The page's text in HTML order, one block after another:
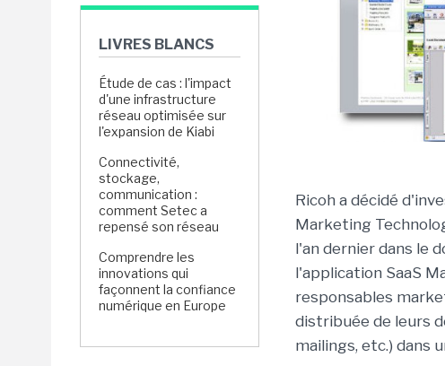
LIVRES BLANCS
Étude de cas : l'impact
d'une infrastructure
réseau optimisée sur
l'expansion de Kiabi
Connectivité,
stockage,
communication :
comment Setec a
repensé son réseau
Comprendre les
innovations qui
façonnent la confiance
numérique en Europe
Ricoh a décidé
Marketing
l'an dernier dans le
l'application SaaS
responsables
distribuée de leurs
mailings, etc.) dans